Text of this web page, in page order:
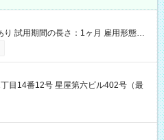
り 試用期間の長さ：1ヶ月 雇用形態、
。
目14番12号 星屋第六ビル402号（最